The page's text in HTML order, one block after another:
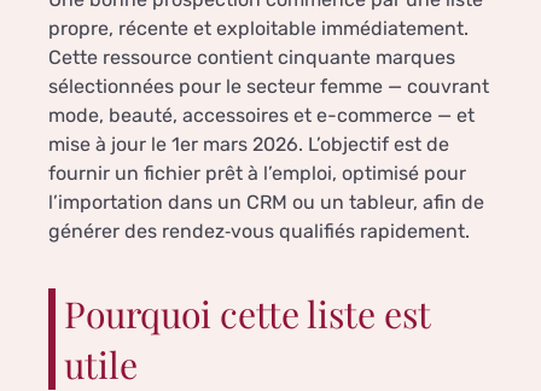
propre, récente et exploitable immédiatement.
Cette ressource contient cinquante marques
sélectionnées pour le secteur femme — couvrant
mode, beauté, accessoires et e-commerce — et
mise à jour le 1er mars 2026. L’objectif est de
fournir un fichier prêt à l’emploi, optimisé pour
l’importation dans un CRM ou un tableur, afin de
générer des rendez‑vous qualifiés rapidement.
Pourquoi cette liste est
utile